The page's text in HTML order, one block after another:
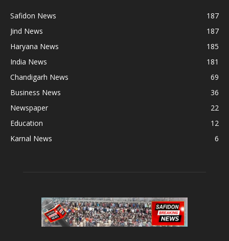
Safidon News
187
Jind News
187
Haryana News
185
India News
181
Chandigarh News
69
Business News
36
Newspaper
22
Education
12
Karnal News
6